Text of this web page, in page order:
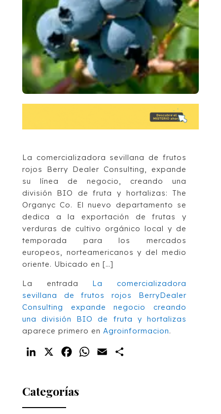
La comercializadora sevillana de frutos
rojos Berry Dealer Consulting, expande
su línea de negocio, creando una
división BIO de fruta y hortalizas: The
Organyc Co. El nuevo departamento se
dedica a la exportación de frutas y
verduras de cultivo orgánico local y de
temporada para los mercados
europeos, norteamericanos y del medio
oriente. Ubicado en […]
La entrada La comercializadora
sevillana de frutos rojos BerryDealer
Consulting expande negocio creando
una división BIO de fruta y hortalizas
aparece primero en Agroinformacion.
LinkedIn FacebookWhatsApp
Email
Categorías